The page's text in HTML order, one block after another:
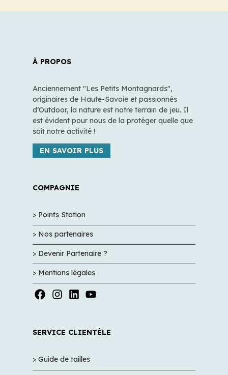
À PROPOS
Anciennement "Les Petits Montagnards",
originaires de Haute-Savoie et passionnés
d’Outdoor, la nature est notre terrain de jeu. Il
est évident pour nous de la protéger quelle que
soit notre activité !
EN SAVOIR PLUS
COMPAGNIE
> Points Station
> Nos partenaires
> Devenir Partenaire ?
> Mentions légales
SERVICE CLIENTÈLE
> Guide de tailles